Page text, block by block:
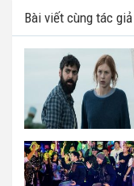
Bài viết cùng tác giả